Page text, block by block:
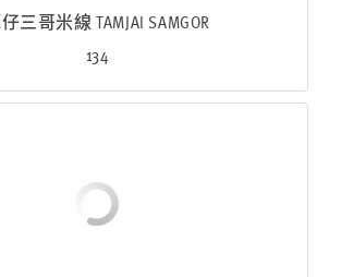
三哥米線 TAMJAI SAMGOR
134